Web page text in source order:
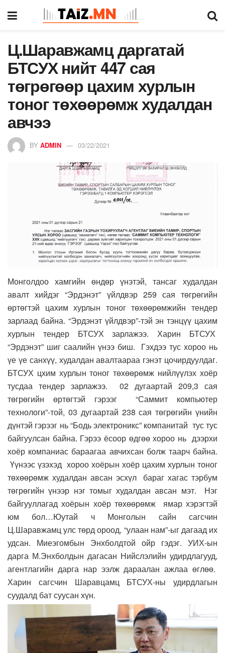
Ц.Шаравжамц даргатай
БТСУХ нийт 447 сая
төгрөгөөр цахим хурлын
тоног төхөөрөмж худалдан
авчээ
BY ADMIN 03/22/2021
Монголдоо хамгийн өндөр үнэтэй, тансаг худалдан
авалт хийдэг “Эрдэнэт” үйлдвэр 259 сая төгрөгийн
өртөгтэй цахим хурлын тоног төхөөрөмжийн тендер
зарлаад байна. “Эрдэнэт үйлдвэр”-тэй эн тэнцүү цахим
хурлын тендер БТСУХ зарлажээ. Харин БТСУХ
“Эрдэнэт” шиг саалийн үнээ биш. Гэхдээ тус хороо нь
үе үе санхүү, худалдан авалтаараа гэнэт цочирдуулдаг.
БТСУХ цхим хурлын тоног төхөөрөмж нийлүүлэх хоёр
тусдаа тендер зарлажээ. 02 дугаартай 209,3 сая
төгрөгийн өртөгтэй гэрээг “Саммит компьютер
технологи”-той, 03 дугаартай 238 сая төгрөгийн үнийн
дүнтэй гэрээг нь “Бодь электроникс” компанитай тус тус
байгуулсан байна. Гэрээ ёсоор өдгөө хороо нь дээрхи
хоёр компаниас бараагаа авчихсан болж таарч байна.
Үүнээс үзэхэд хороо хоёрын хоёр цахим хурлын тоног
төхөөрөмж худалдан авсан эсхүл бараг хагас тэрбум
төгрөгийн үнээр нэг томыг худалдан авсан мэт. Нэг
байгууллагад хоёрын хоёр төхөөрөмж ямар хэрэгтэй
юм бол…Юутай ч Монголын сайн сагсчин
Ц.Шаравжамц улс төрд ороод, “улаан нам”-ыг дагаад их
удсан. Миеэгомбын Энхболдтой ойр гэдэг. УИХ-ын
дарга М.Энхболдын дагасан Нийслэлийн удирдлагууд,
агентлагийн дарга нар ээлж дараалан ажлаа өглөө.
Харин сагсчин Шаравцамц БТСУХ-ны удирдлагын
суудалд бат суусан хүн.